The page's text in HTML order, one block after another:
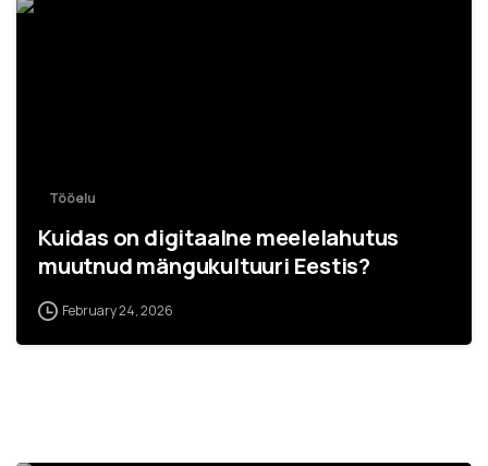
Tööelu
Kuidas on digitaalne meelelahutus
muutnud mängukultuuri Eestis?
February 24, 2026